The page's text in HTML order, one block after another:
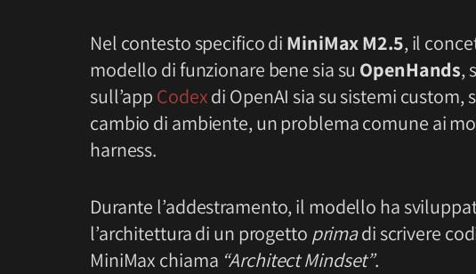
Nel contesto specifico di MiniMax M2.5, il
modello di funzionare bene sia su OpenHands,
sull’app Codexdi OpenAI sia su sistemi custom,
cambio di ambiente, un problema comune ai
harness.
Durante l’addestramento, il modello ha
l’architettura di un progetto primadi scrivere
MiniMax chiama “Architect Mindset”.